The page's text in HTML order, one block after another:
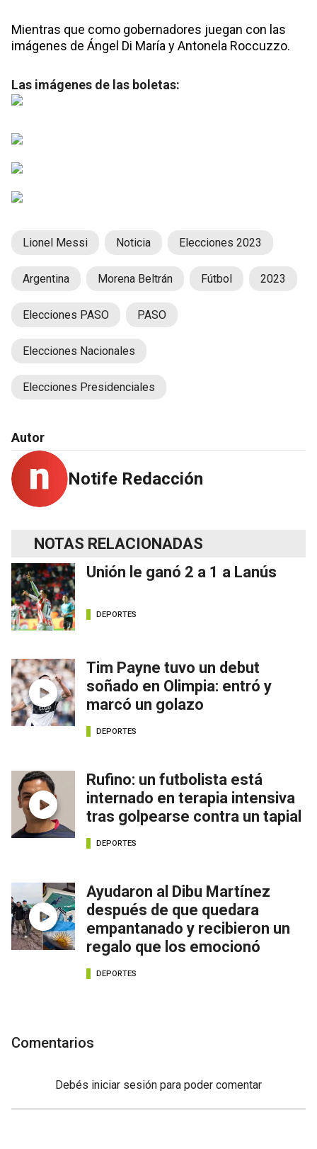
Mientras que como gobernadores juegan con las
imágenes de Ángel Di María y Antonela Roccuzzo.
Las imágenes de las boletas:
Lionel Messi Noticia Elecciones 2023
Argentina Morena Beltrán Fútbol 2023
Elecciones PASO PASO
Elecciones Nacionales
Elecciones Presidenciales
Autor
Notife Redacción
NOTAS RELACIONADAS
Unión le ganó 2 a 1 a Lanús
DEPORTES
Tim Payne tuvo un debut
soñado en Olimpia: entró y
marcó un golazo
DEPORTES
Rufino: un futbolista está
internado en terapia intensiva
tras golpearse contra un tapial
DEPORTES
Ayudaron al Dibu Martínez
después de que quedara
empantanado y recibieron un
regalo que los emocionó
DEPORTES
Comentarios
Debés iniciar sesión para poder comentar